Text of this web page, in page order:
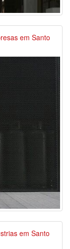
em Santo
em Santo